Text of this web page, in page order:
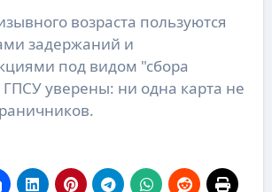
возраста пользуются
задержаний и
под видом "сбора
уверены: ни одна карта не